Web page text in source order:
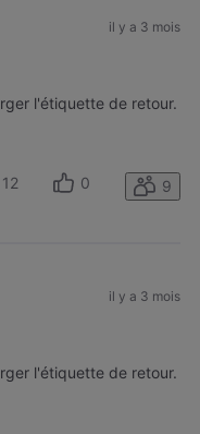
il y a 3 mois
l'étiquette de retour.
12 0 9
il y a 3 mois
l'étiquette de retour.